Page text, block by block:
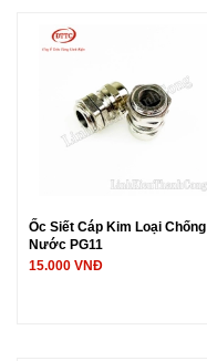
Ốc Siết Cáp Kim Loại Chống
Nước PG11
15.000 VNĐ